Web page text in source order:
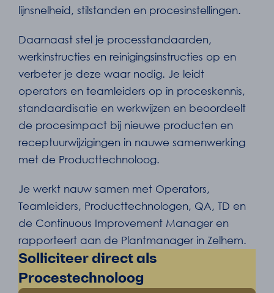
lijnsnelheid, stilstanden en procesinstellingen.
Daarnaast stel je processtandaarden,
werkinstructies en reinigingsinstructies op en
verbeter je deze waar nodig. Je leidt
operators en teamleiders op in proceskennis,
standaardisatie en werkwijzen en beoordeelt
de procesimpact bij nieuwe producten en
receptuurwijzigingen in nauwe samenwerking
met de Producttechnoloog.
Je werkt nauw samen met Operators,
Teamleiders, Producttechnologen, QA, TD en
de Continuous Improvement Manager en
rapporteert aan de Plantmanager in Zelhem.
Solliciteer direct als
Procestechnoloog